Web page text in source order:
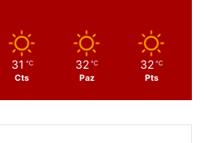
31 ℃
Cts
32 ℃
Paz
32 ℃
Pts